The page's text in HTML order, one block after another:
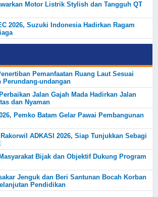
Motor Listrik Stylish dan Tangguh QT
2026, Suzuki Indonesia Hadirkan Ragam
Pemanfaatan Ruang Laut Sesuai
Perundang-undangan
Jalan Gajah Mada Hadirkan Jalan
dan Nyaman
Pemko Batam Gelar Pawai Pembangunan
ADKASI 2026, Siap Tunjukkan Sebagi
Bijak dan Objektif Dukung Program
Jenguk dan Beri Santunan Bocah Korban
Pendidikan